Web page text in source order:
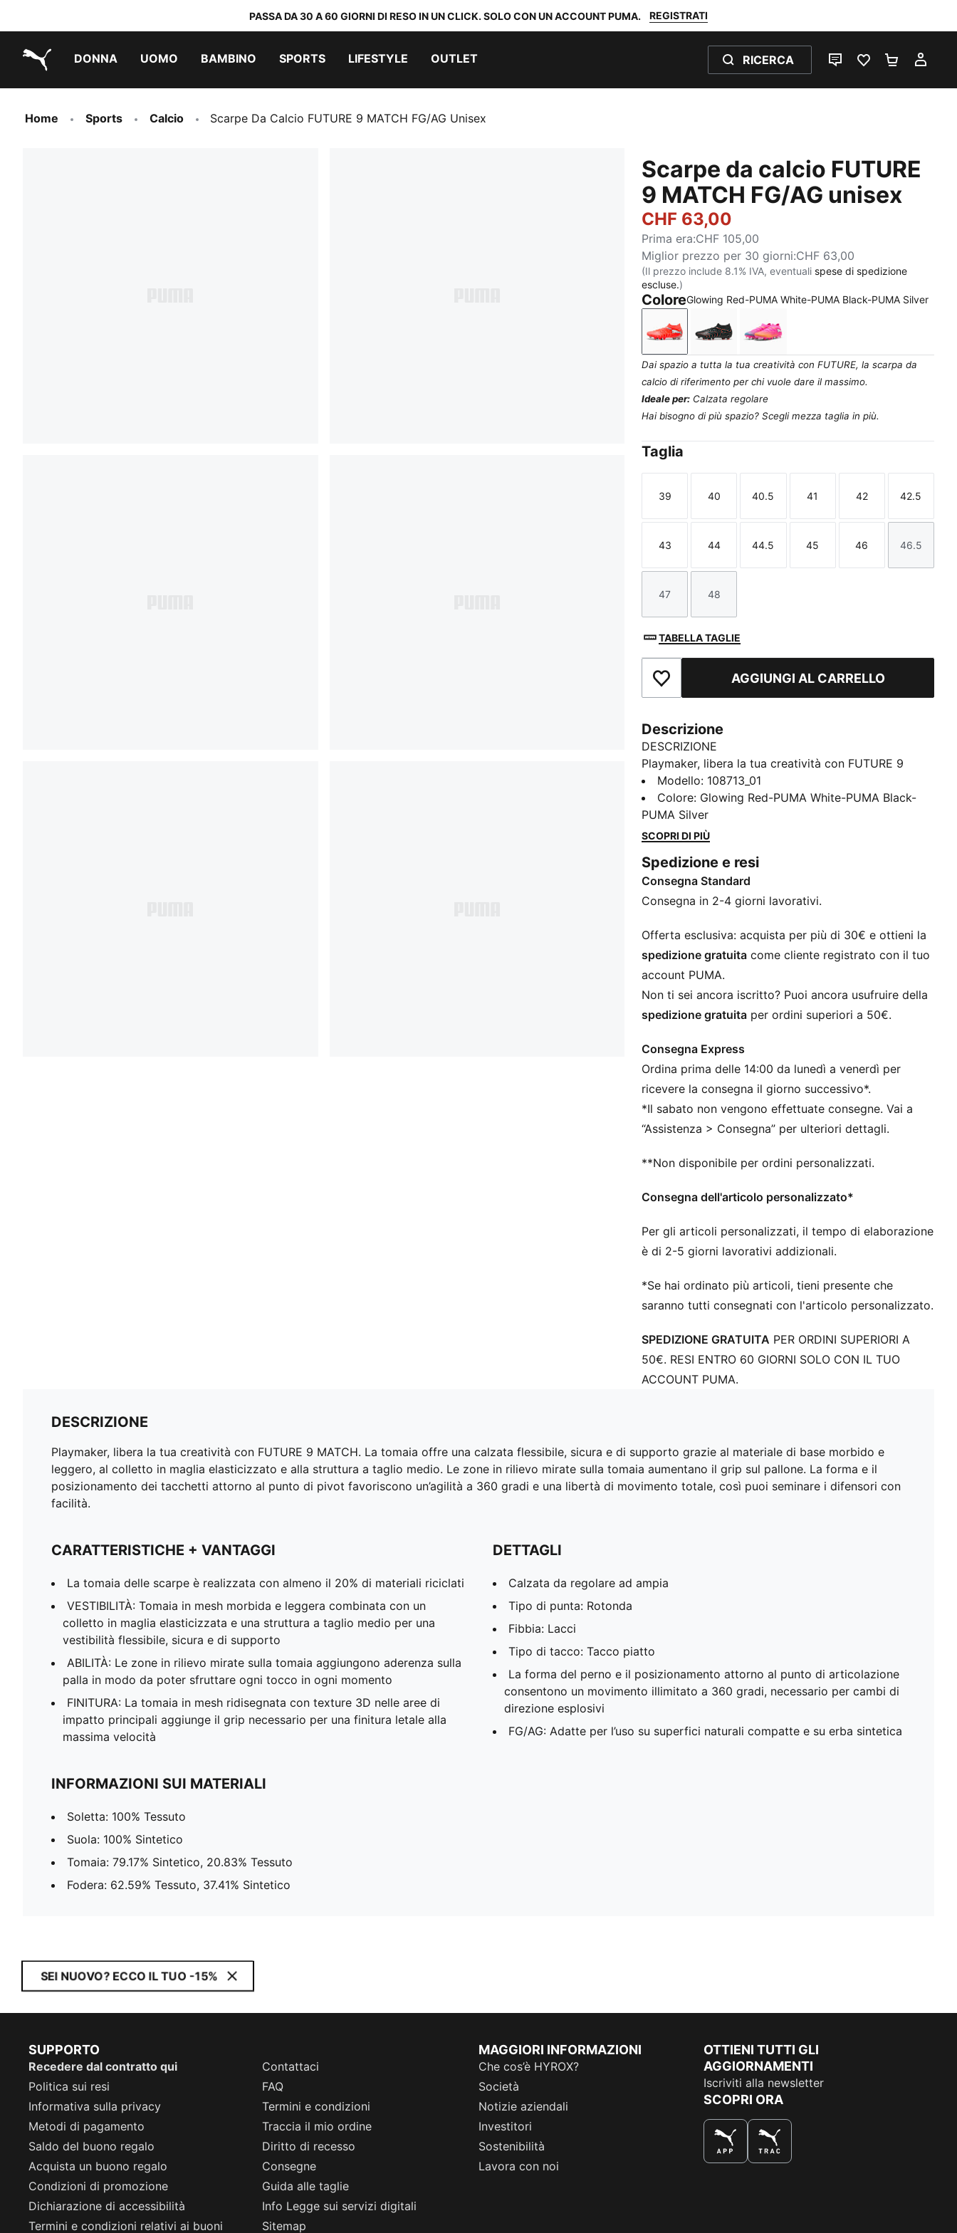
PASSA DA 30 A 60 GIORNI DI RESO IN UN CLICK. SOLO CON UN ACCOUNT PUMA. REGISTRATI
DONNA UOMO BAMBINO SPORTS LIFESTYLE OUTLET RICERCA
CHAT PREFERITI 0
Home Sports Calcio Scarpe Da Calcio FUTURE 9 MATCH FG/AG Unisex
Scarpe da calcio FUTURE
9 MATCH FG/AG unisex
CHF 63,00
Prima era:CHF 105,00
Miglior prezzo per 30 giorni:CHF 63,00
(Il prezzo include 8.1% IVA, eventuali spese di spedizione
escluse.)
ColoreGlowing Red-PUMA White-PUMA Black-PUMA Silver
Glowing Red-PUMA White-PUMA Black-PUMA Silver
PUMA Black-Glowing Red-Strong Gray
Poison Pink-Sun Stream-Bright
Dai spazio a tutta la tua creatività con FUTURE, la scarpa da
calcio di riferimento per chi vuole dare il massimo.
Ideale per: Calzata regolare
Hai bisogno di più spazio? Scegli mezza taglia in più.
Taglia
Taglia
39
Taglia
40
Taglia
40.5
Taglia
41
Taglia
42
Taglia
42.5
Taglia
43
Taglia
44
Taglia
44.5
Taglia
45
Taglia
46
Taglia
46.5
Taglia
47
Taglia
48
TABELLA TAGLIE
Aggiungi ai PreferitiAGGIUNGI AL CARRELLO
Descrizione
DESCRIZIONE
Playmaker, libera la tua creatività con FUTURE 9
MATCH. La tomaia offre una calzata flessibile, sicura
e di supporto grazie al materiale di base morbido e
leggero, al colletto in maglia elasticizzato e alla
struttura a taglio medio. Le zone in rilievo mirate sulla
posizionamento dei tacchetti attorno al punto di
pivot favoriscono un’agilità a 360 gradi e una libertà
di movimento totale, così puoi seminare i difensori
CARATTERISTICHE + VANTAGGI
La tomaia delle scarpe è realizzata con almeno il 20%
di materiali riciclati
combinata con un colletto in maglia elasticizzata e
una struttura a taglio medio per una vestibilità
ABILITÀ: Le zone in rilievo mirate sulla tomaia
aggiungono aderenza sulla palla in modo da poter
sfruttare ogni tocco in ogni momento
FINITURA: La tomaia in mesh ridisegnata con texture
3D nelle aree di impatto principali aggiunge il grip
necessario per una finitura letale alla massima
velocità
DETTAGLI
Calzata da regolare ad ampia
Tipo di punta: Rotonda
Fibbia: Lacci
Tipo di tacco: Tacco piatto
La forma del perno e il posizionamento attorno al
illimitato a 360 gradi, necessario per cambi di
direzione esplosivi
e su erba sintetica
Modello: 108713_01
Colore: Glowing Red-PUMA White-PUMA Black-
PUMA Silver
SCOPRI DI PIÙ
Spedizione e resi
Consegna Standard
Consegna in 2-4 giorni lavorativi.
Offerta esclusiva: acquista per più di 30€ e ottieni la
spedizione gratuita come cliente registrato con il tuo
account PUMA.
Non ti sei ancora iscritto? Puoi ancora usufruire della
spedizione gratuita per ordini superiori a 50€.
Consegna Express
Ordina prima delle 14:00 da lunedì a venerdì per
ricevere la consegna il giorno successivo*.
*Il sabato non vengono effettuate consegne. Vai a
“Assistenza > Consegna” per ulteriori dettagli.
**Non disponibile per ordini personalizzati.
Consegna dell'articolo personalizzato*
Per gli articoli personalizzati, il tempo di elaborazione
è di 2-5 giorni lavorativi addizionali.
*Se hai ordinato più articoli, tieni presente che
saranno tutti consegnati con l'articolo personalizzato.
SPEDIZIONE GRATUITA PER ORDINI SUPERIORI A
50€. RESI ENTRO 60 GIORNI SOLO CON IL TUO
ACCOUNT PUMA.
DESCRIZIONE
Playmaker, libera la tua creatività con FUTURE 9 MATCH. La tomaia offre una calzata flessibile, sicura e di supporto grazie al materiale di base morbido e
leggero, al colletto in maglia elasticizzato e alla struttura a taglio medio. Le zone in rilievo mirate sulla tomaia aumentano il grip sul pallone. La forma e il
posizionamento dei tacchetti attorno al punto di pivot favoriscono un’agilità a 360 gradi e una libertà di movimento totale, così puoi seminare i difensori con
facilità.
CARATTERISTICHE + VANTAGGI
La tomaia delle scarpe è realizzata con almeno il 20% di materiali riciclati
VESTIBILITÀ: Tomaia in mesh morbida e leggera combinata con un
colletto in maglia elasticizzata e una struttura a taglio medio per una
vestibilità flessibile, sicura e di supporto
ABILITÀ: Le zone in rilievo mirate sulla tomaia aggiungono aderenza sulla
palla in modo da poter sfruttare ogni tocco in ogni momento
FINITURA: La tomaia in mesh ridisegnata con texture 3D nelle aree di
impatto principali aggiunge il grip necessario per una finitura letale alla
massima velocità
DETTAGLI
Calzata da regolare ad ampia
Tipo di punta: Rotonda
Fibbia: Lacci
Tipo di tacco: Tacco piatto
La forma del perno e il posizionamento attorno al punto di articolazione
consentono un movimento illimitato a 360 gradi, necessario per cambi di
direzione esplosivi
FG/AG: Adatte per l’uso su superfici naturali compatte e su erba sintetica
INFORMAZIONI SUI MATERIALI
Soletta: 100% Tessuto
Suola: 100% Sintetico
Tomaia: 79.17% Sintetico, 20.83% Tessuto
Fodera: 62.59% Tessuto, 37.41% Sintetico
SEI NUOVO? ECCO IL TUO -15%
SUPPORTO
Recedere dal contratto qui
Contattaci
Politica sui resi
FAQ
Informativa sulla privacy
Termini e condizioni
Metodi di pagamento
Traccia il mio ordine
Saldo del buono regalo
Diritto di recesso
Acquista un buono regalo
Consegne
Condizioni di promozione
Guida alle taglie
Dichiarazione di accessibilità
Info Legge sui servizi digitali
Termini e condizioni relativi ai buoni
Sitemap
MAGGIORI INFORMAZIONI
Che cos’è HYROX?
Società
Notizie aziendali
Investitori
Sostenibilità
Lavora con noi
OTTIENI TUTTI GLI
AGGIORNAMENTI
Iscriviti alla newsletter
SCOPRI ORA